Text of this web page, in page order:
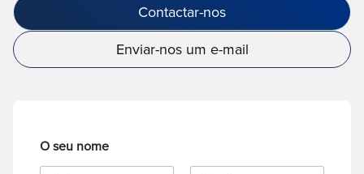
Contactar-nos
Enviar-nos um e-mail
O seu nome